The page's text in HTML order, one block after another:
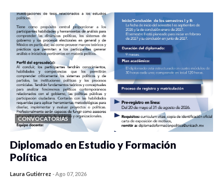
CONVOCATORIAS
Diplomado en Estudio y Formación
Política
Laura Gutiérrez -Ago 07, 2026